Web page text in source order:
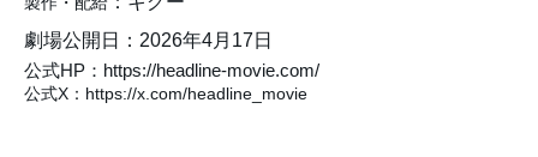
劇場公開日：2026年4月17日
公式HP：https://headline-movie.com/
公式X：https://x.com/headline_movie